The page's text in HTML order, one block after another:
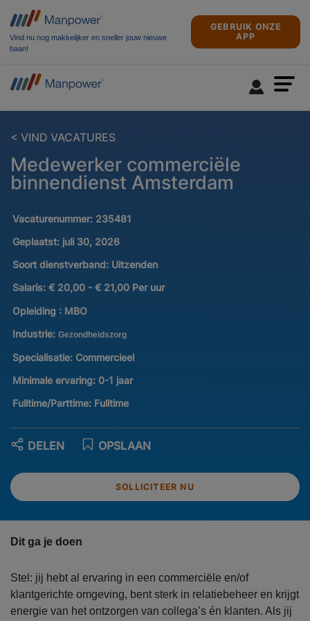
Vind nu nog makkelijker en sneller jouw nieuwe
baan!
GEBRUIK ONZE
APP
< VIND VACATURES
Medewerker commerciële
binnendienst Amsterdam
Vacaturenummer: 235481
Geplaatst: juli 30, 2026
Soort dienstverband: Uitzenden
Salaris: € 20,00 - € 21,00 Per uur
Opleiding : MBO
Industrie: Gezondheidszorg
Specialisatie: Commercieel
Minimale ervaring: 0-1 jaar
Fulltime/Parttime: Fulltime
SOLLICITEER NU
OPSLAAN
DELEN
Dit ga je doen
Stel: jij hebt al ervaring in een commerciële en/of
klantgerichte omgeving, bent sterk in relatiebeheer en krijgt
energie van het ontzorgen van collega’s én klanten. Als jij